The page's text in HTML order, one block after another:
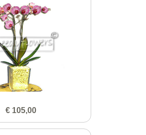
€ 105,00